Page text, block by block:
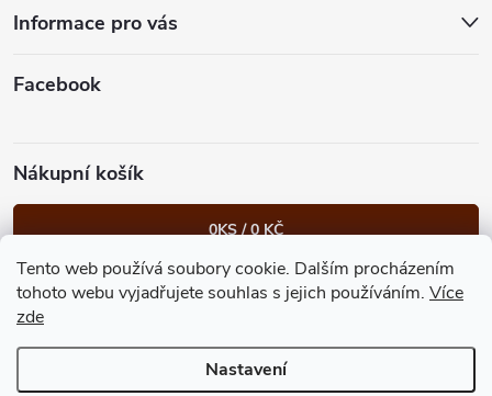
Tento web používá soubory cookie. Dalším procházením
tohoto webu vyjadřujete souhlas s jejich používáním. Více
zde
Nastavení
Informace pro vás
Facebook
Nákupní košík
0KS /0 KČ
Heureka.cz Facebook Instagram Bonvolo - přidej se taky
GastroKlub.cz. Všechna práva vyhrazena.